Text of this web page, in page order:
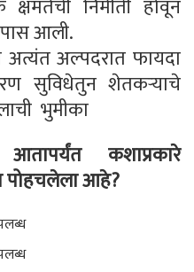
निर्मीती होवून
आली.
अल्पदरात फायदा
सुविधेतुन शेतकऱ्याचे
भुमीका
कशाप्रकारे
पोहचलेला आहे?